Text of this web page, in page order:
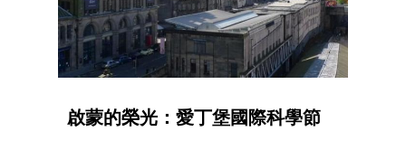
啟蒙的榮光：愛丁堡國際科學節